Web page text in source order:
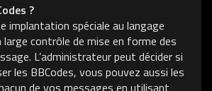
?
implantation spéciale au langage
contrôle de mise en forme des
L’administrateur peut décider si
les BBCodes, vous pouvez aussi les
de vos messages en utilisant